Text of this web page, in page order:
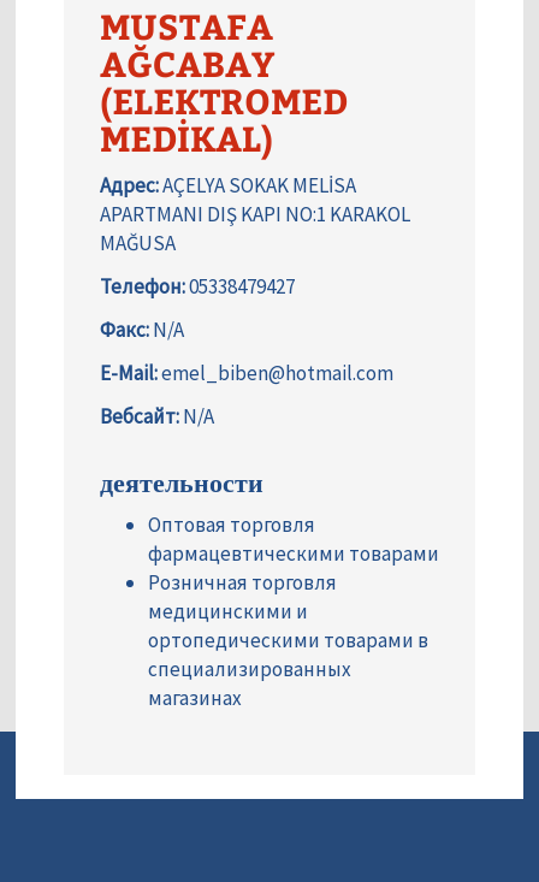
MUSTAFA
AĞCABAY
(ELEKTROMED
MEDİKAL)
Адрес:AÇELYA SOKAK MELİSA
APARTMANI DIŞ KAPI NO:1 KARAKOL
MAĞUSA
Телефон:05338479427
Факс:N/A
E-Mail:emel_biben@hotmail.com
Вебсайт:N/A
деятельности
Оптовая торговля
фармацевтическими товарами
Розничная торговля
медицинскими и
ортопедическими товарами в
специализированных
магазинах